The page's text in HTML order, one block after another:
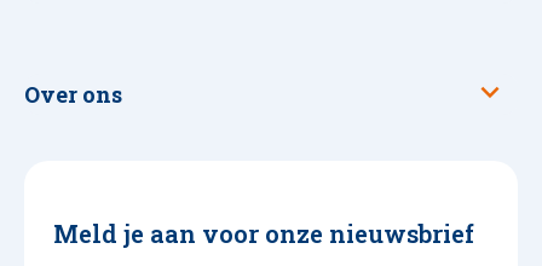
Over ons
Meld je aan voor onze nieuwsbrief